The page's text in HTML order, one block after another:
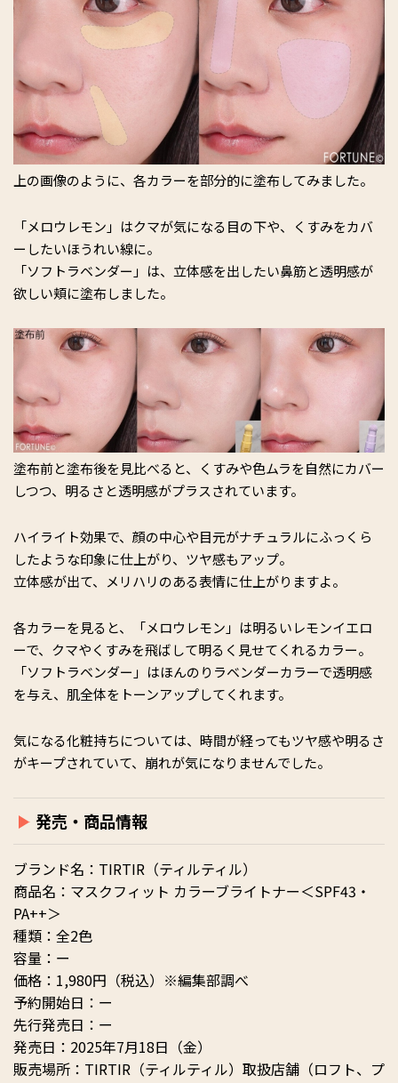
上の画像のように、各カラーを部分的に塗布してみました。
「メロウレモン」はクマが気になる目の下や、くすみをカバ
ーしたいほうれい線に。
「ソフトラベンダー」は、立体感を出したい鼻筋と透明感が
欲しい頬に塗布しました。
塗布前と塗布後を見比べると、くすみや色ムラを自然にカバー
しつつ、明るさと透明感がプラスされています。
ハイライト効果で、顔の中心や目元がナチュラルにふっくら
したような印象に仕上がり、ツヤ感もアップ。
立体感が出て、メリハリのある表情に仕上がりますよ。
各カラーを見ると、「メロウレモン」は明るいレモンイエロ
ーで、クマやくすみを飛ばして明るく見せてくれるカラー。
「ソフトラベンダー」はほんのりラベンダーカラーで透明感
を与え、肌全体をトーンアップしてくれます。
気になる化粧持ちについては、時間が経ってもツヤ感や明るさ
がキープされていて、崩れが気になりませんでした。
発売・商品情報
ブランド名：TIRTIR（ティルティル）
商品名：マスクフィット カラーブライトナー＜SPF43・
PA++＞
種類：全2色
容量：ー
価格：1,980円（税込）※編集部調べ
予約開始日：ー
先行発売日：ー
発売日：2025年7月18日（金）
販売場所：TIRTIR（ティルティル）取扱店舗（ロフト、プ